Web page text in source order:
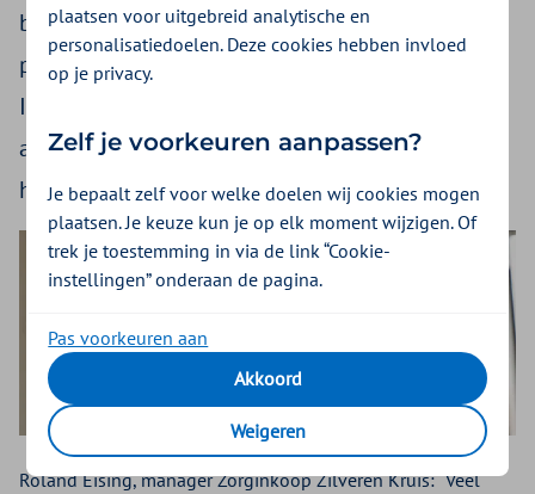
behulp van een app wordt gemonitord. Vaak
prettiger voor de patiënt en ook de arts. In het
Integraal zorgakkoord (IZA) zijn hierover flinke
ambities gesteld. Maar hebben we allemaal
hetzelfde beeld?
Roland Eising, manager Zorginkoop Zilveren Kruis: “Veel
plaatsen voor uitgebreid analytische en
personalisatiedoelen. Deze cookies hebben invloed
op je privacy.
Zelf je voorkeuren aanpassen?
Je bepaalt zelf voor welke doelen wij cookies mogen
plaatsen. Je keuze kun je op elk moment wijzigen. Of
trek je toestemming in via de link “Cookie-
instellingen” onderaan de pagina.
Pas voorkeuren aan
Akkoord
Weigeren